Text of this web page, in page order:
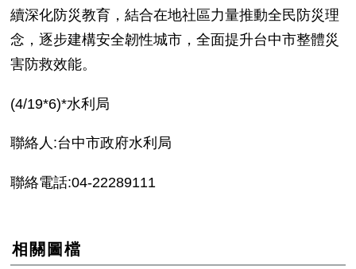
續深化防災教育，結合在地社區力量推動全民防災理
念，逐步建構安全韌性城市，全面提升台中市整體災
害防救效能。
(4/19*6)*水利局
聯絡人:台中市政府水利局
聯絡電話:04-22289111
相關圖檔